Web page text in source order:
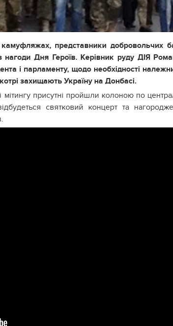
представники добровольчих
нагоди Дня Героїв. Керівник руду ДІЯ
і парламенту, щодо необхідності
захищають Україну на Донбасі.
мітингу присутні пройшли колоною по
святковий концерт та